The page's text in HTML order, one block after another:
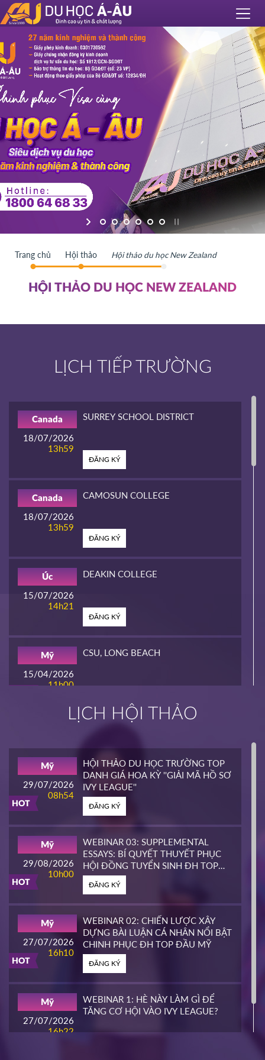
Trang chủ Hội thảo Hội thảo du học New Zealand
HỘI THẢO DU HỌC NEW ZEALAND
LỊCH TIẾP TRƯỜNG
18/07/2026
13h59
Canada SURREY SCHOOL DISTRICT
ĐĂNG KÝ
18/07/2026
13h59
Canada CAMOSUN COLLEGE
ĐĂNG KÝ
15/07/2026
14h21
Úc DEAKIN COLLEGE
ĐĂNG KÝ
15/04/2026
11h00
Mỹ CSU, LONG BEACH
14h00
ĐĂNG KÝ
10h00
CALIFORNIA STATE UNIVERSITY,
ĐĂNG KÝ
14h00
PIERCE COLLEGE
ĐĂNG KÝ
16h00
WHATCOM COMMUNITY COLLEGE
ĐĂNG KÝ
LỊCH HỘI THẢO
HOT
29/07/2026
08h54
Mỹ
HỘI THẢO DU HỌC TRƯỜNG TOP
DANH GIÁ HOA KỲ ''GIẢI MÃ HỒ SƠ
IVY LEAGUE''
ĐĂNG KÝ
HOT
29/08/2026
10h00
Mỹ
WEBINAR 03: SUPPLEMENTAL
ESSAYS: BÍ QUYẾT THUYẾT PHỤC
HỘI ĐỒNG TUYỂN SINH ĐH TOP
ĐẦU MỸ
ĐĂNG KÝ
HOT
27/07/2026
16h10
Mỹ
WEBINAR 02: CHIẾN LƯỢC XÂY
DỰNG BÀI LUẬN CÁ NHÂN NỔI BẬT
CHINH PHỤC ĐH TOP ĐẦU MỸ
ĐĂNG KÝ
27/07/2026
16h22
Mỹ
WEBINAR 1: HÈ NÀY LÀM GÌ ĐỂ
TĂNG CƠ HỘI VÀO IVY LEAGUE?